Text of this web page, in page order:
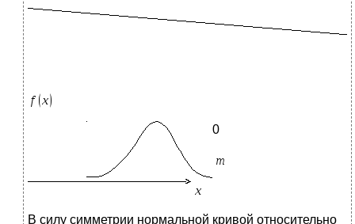
0
В силу симметрии нормальной кривой относительно